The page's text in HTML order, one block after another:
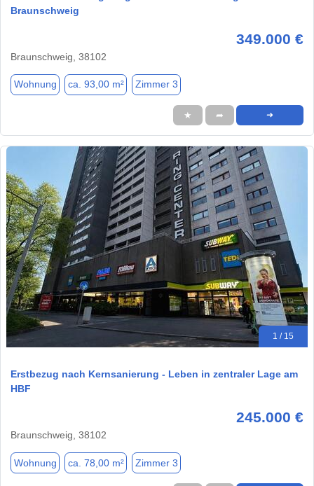
Braunschweig
349.000 €
Braunschweig, 38102
Wohnung ca. 93,00 m² Zimmer 3
★ ➦ ➜
1 / 15
Erstbezug nach Kernsanierung - Leben in zentraler Lage am
HBF
245.000 €
Braunschweig, 38102
Wohnung ca. 78,00 m² Zimmer 3